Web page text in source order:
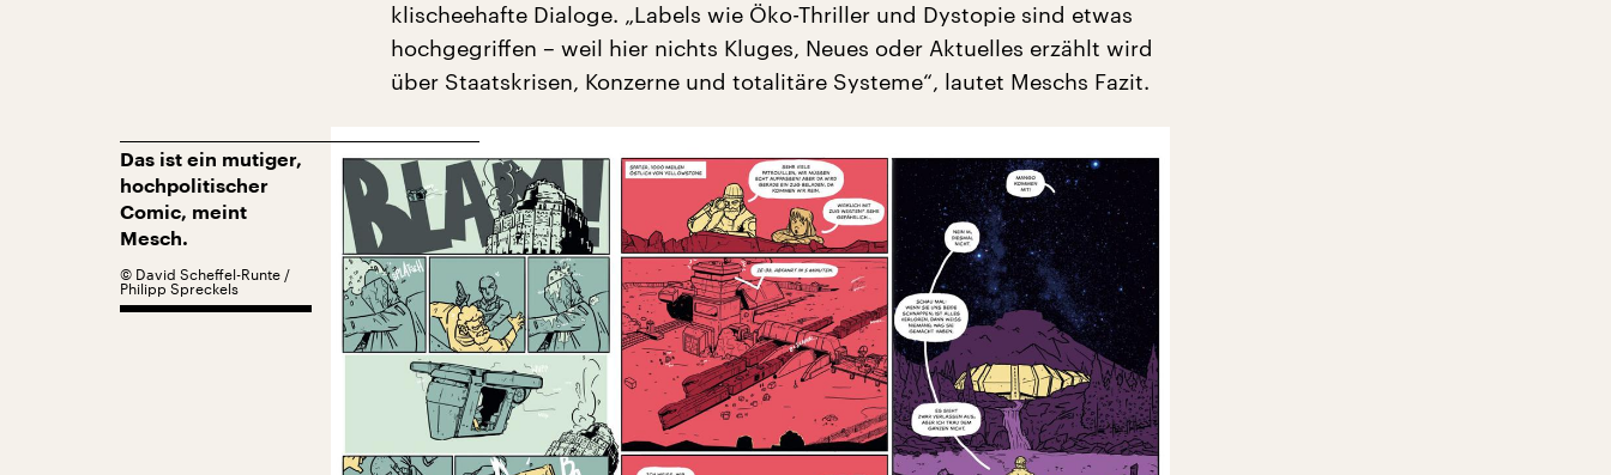
klischeehafte Dialoge. „Labels wie Öko-Thriller und Dystopie sind etwas
hochgegriffen – weil hier nichts Kluges, Neues oder Aktuelles erzählt wird
über Staatskrisen, Konzerne und totalitäre Systeme“, lautet Meschs Fazit.
Das ist ein mutiger,
hochpolitischer
Comic, meint
Mesch.
© David Scheffel-Runte /
Philipp Spreckels